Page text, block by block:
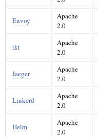
Envoy
Apache
2.0
rkt
Apache
2.0
Jaeger
Apache
2.0
Linkerd
Apache
2.0
Helm
Apache
2.0